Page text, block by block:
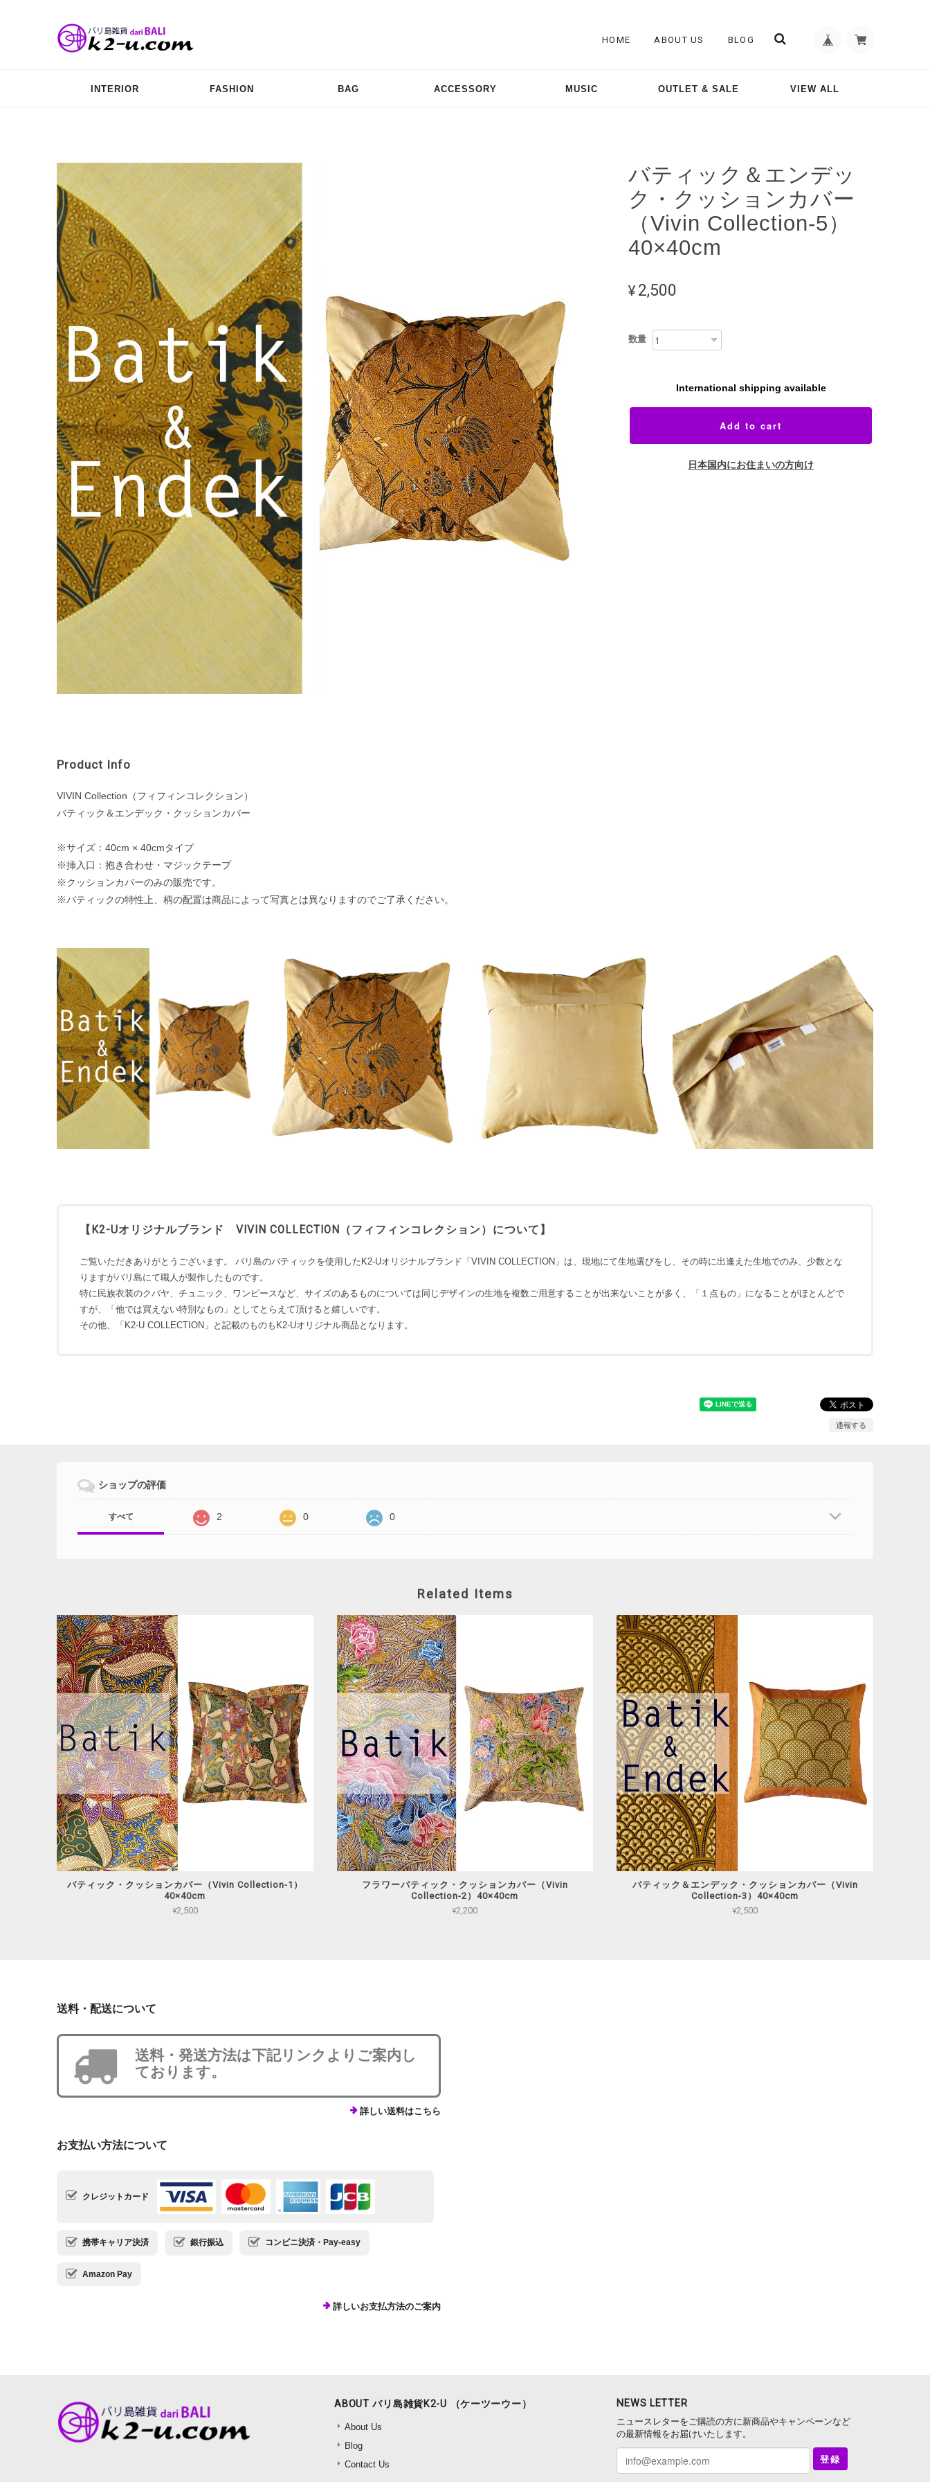
HOME ABOUT US BLOG
INTERIOR FASHION BAG ACCESSORY MUSIC OUTLET & SALE VIEW ALL
バティック＆エンデッ
ク・クッションカバー
（Vivin Collection-5）
40×40cm
¥2,500
数量
International shipping available
Add to cart
日本国内にお住まいの方向け
Product Info
VIVIN Collection（フィフィンコレクション）
バティック＆エンデック・クッションカバー
※サイズ：40cm × 40cmタイプ
※挿入口：抱き合わせ・マジックテープ
※クッションカバーのみの販売です。
※バティックの特性上、柄の配置は商品によって写真とは異なりますのでご了承ください。
【K2-Uオリジナルブランド VIVIN COLLECTION（フィフィンコレクション）について】
ご覧いただきありがとうございます。 バリ島のバティックを使用したK2-Uオリジナルブランド「VIVIN COLLECTION」は、現地にて生地選びをし、その時に出逢えた生地でのみ、少数とな
りますがバリ島にて職人が製作したものです。
特に民族衣装のクバヤ、チュニック、ワンピースなど、サイズのあるものについては同じデザインの生地を複数ご用意することが出来ないことが多く、「１点もの」になることがほとんどで
すが、「他では買えない特別なもの」としてとらえて頂けると嬉しいです。
その他、「K2-U COLLECTION」と記載のものもK2-Uオリジナル商品となります。
通報する
ショップの評価
すべて 2 0 0
Related Items
バティック・クッションカバー（Vivin Collection-1）
40×40cm
¥2,500
フラワーバティック・クッションカバー（Vivin
Collection-2）40×40cm
¥2,200
バティック＆エンデック・クッションカバー（Vivin
Collection-3）40×40cm
¥2,500
送料・配送について
送料・発送方法は下記リンクよりご案内し
ております。
詳しい送料はこちら
お支払い方法について
クレジットカード
携帯キャリア決済 銀行振込 コンビニ決済・Pay-easy
Amazon Pay
詳しいお支払方法のご案内
ABOUT バリ島雑貨K2-U （ケーツーウー）
About Us
Blog
Contact Us
NEWS LETTER
ニュースレターをご購読の方に新商品やキャンペーンなど
の最新情報をお届けいたします。
登録